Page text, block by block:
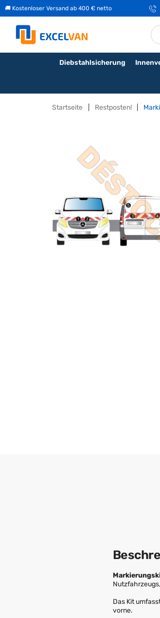
🚚 Kostenloser Versand ab 400 € netto
Diebstahlsicherung
Startseite Restposten!
Das Kit
vorne.